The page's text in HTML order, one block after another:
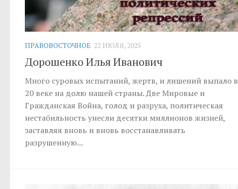
ПРАВОВОСТОЧНОЕ 22 ИЮЛЯ, 2025
Дорошенко Илья Иванович
Много суровых испытаний, жертв, и лишений выпало в
20 веке на долю нашей страны. Две Мировые и
Гражданская Война, голод и разруха, политическая
нестабильность унесли десятки миллионов жизней,
заставляя вновь и вновь восстанавливать
разрушенную...